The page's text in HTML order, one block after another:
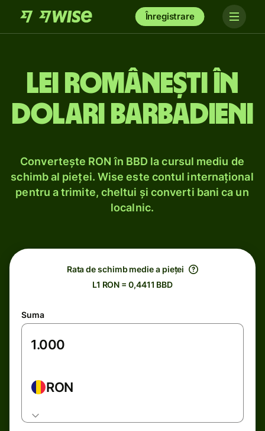
Înregistrare
Lei românești în
dolari barbadieni
Convertește RON în BBD la cursul mediu de
schimb al pieței. Wise este contul internațional
pentru a trimite, cheltui și converti bani ca un
localnic.
Rata de schimb medie a pieței
L1 RON = 0,4411 BBD
Suma
RON